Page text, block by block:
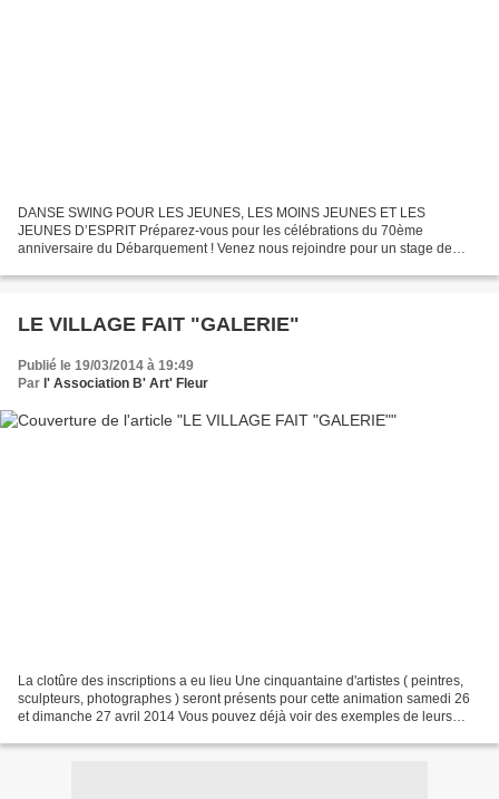
DANSE SWING POUR LES JEUNES, LES MOINS JEUNES ET LES
JEUNES D’ESPRIT Préparez-vous pour les célébrations du 70ème
anniversaire du Débarquement ! Venez nous rejoindre pour un stage de
LE VILLAGE FAIT "GALERIE"
Publié le 19/03/2014 à 19:49
Par l' Association B' Art' Fleur
La clotûre des inscriptions a eu lieu Une cinquantaine d'artistes ( peintres,
sculpteurs, photographes ) seront présents pour cette animation samedi 26
et dimanche 27 avril 2014 Vous pouvez déjà voir des exemples de leurs